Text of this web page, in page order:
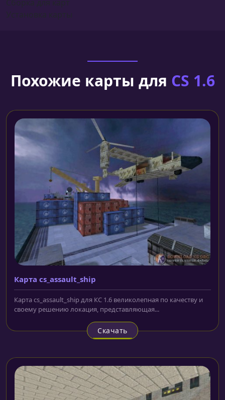
Похожие карты для CS 1.6
Карта cs_assault_ship
Карта cs_assault_ship для КС 1.6 великолепная по качеству и
своему решению локация, представляющая...
Скачать